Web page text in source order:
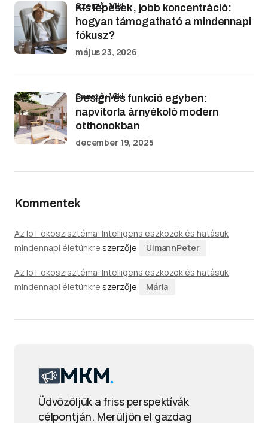
Kis lépések, jobb koncentráció:
hogyan támogatható a mindennapi
fókusz?
Szerző: Viki
május 23, 2026
Design és funkció egyben:
napvitorla árnyékoló modern
otthonokban
Szerző: Viki
december 19, 2025
Kommentek
Az IoT ökoszisztéma: Intelligens eszközök és hatásuk
mindennapi életünkre szerzője UlmannPeter
Az IoT ökoszisztéma: Intelligens eszközök és hatásuk
mindennapi életünkre szerzője Mária
Üdvözöljük a friss perspektívák
célpontján. Merüljön el gazdag